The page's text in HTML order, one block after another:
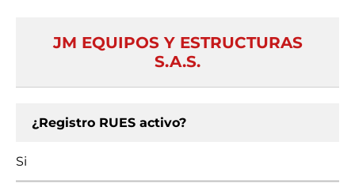
JM EQUIPOS Y ESTRUCTURAS
S.A.S.
¿Registro RUES activo?
Si